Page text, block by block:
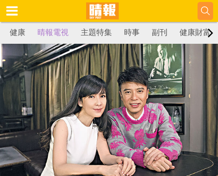
健康 晴報電視 主題特集 時事 副刊 健康財富